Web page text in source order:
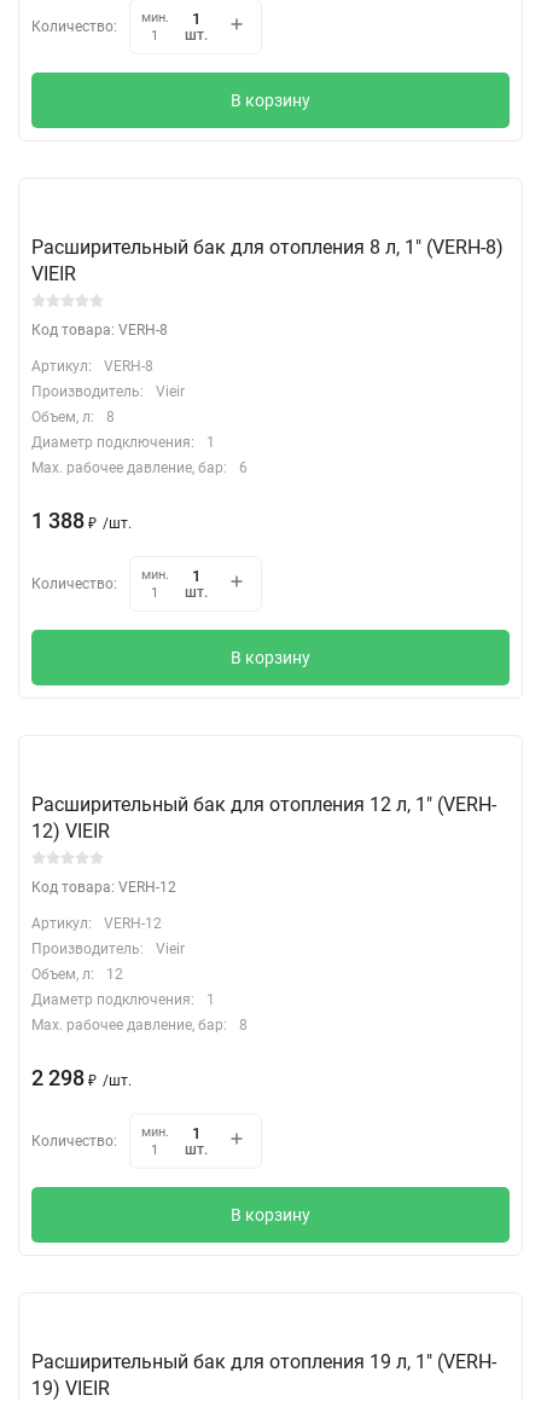
Количество:
мин.
1
шт.
В корзину
Расширительный бак для отопления 8 л, 1″ (VERH-8)
VIEIR
Код товара: VERH-8
Артикул:
VERH-8
Производитель:
Vieir
Объем, л:
8
Диаметр подключения:
1
Max. рабочее давление, бар:
6
1 388 ₽ /шт.
Количество:
мин.
1
шт.
В корзину
Расширительный бак для отопления 12 л, 1″ (VERH-
12) VIEIR
Код товара: VERH-12
Артикул:
VERH-12
Производитель:
Vieir
Объем, л:
12
Диаметр подключения:
1
Max. рабочее давление, бар:
8
2 298 ₽ /шт.
Количество:
мин.
1
шт.
В корзину
Расширительный бак для отопления 19 л, 1″ (VERH-
19) VIEIR